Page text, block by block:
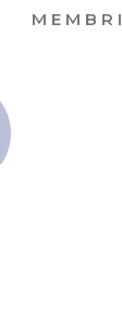
MEMBRI